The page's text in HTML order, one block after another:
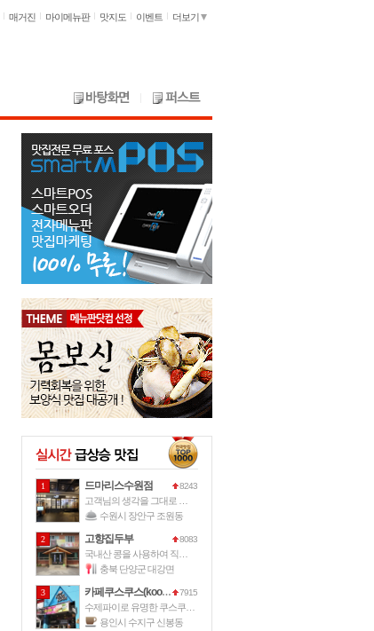
더보기
매거진 마이메뉴판 맛지도 이벤트
1 드마리스수원점 8243
수원시 장안구 조원동
2 고향집두부 8083
충북 단양군 대강면
3 카페쿠스쿠스(kooskoos) 7915
용인시 수지구 신봉동